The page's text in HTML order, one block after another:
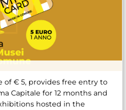
of € 5, provides free entry to
Capitale for 12 months and
hosted in the